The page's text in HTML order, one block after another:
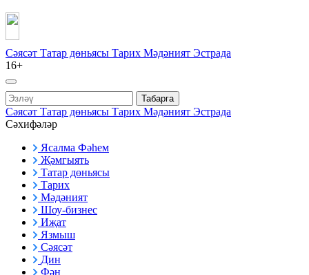
Сәясәт Татар дөньясы Тарих Мәдәният Эстрада
16+
Табарга
Сәясәт Татар дөньясы Тарих Мәдәният Эстрада
Сәхифәләр
Ясалма Фәһем
Җәмгыять
Татар дөньясы
Тарих
Мәдәният
Шоу-бизнес
Иҗат
Язмыш
Сәясәт
Дин
Фән